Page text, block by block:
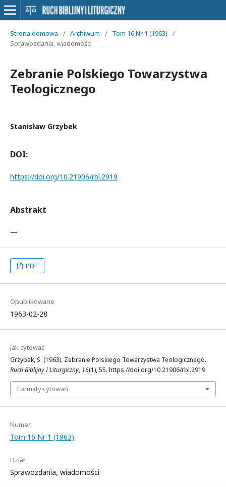
Strona domowa / Archiwum / Tom 16 Nr 1 (1963)
/
Sprawozdania, wiadomości
Zebranie Polskiego Towarzystwa
Teologicznego
Stanisław Grzybek
DOI:
https://doi.org/10.21906/rbl.2919
Abstrakt
—
PDF
Opublikowane
1963-02-28
Jak cytować
Grzybek, S. (1963). Zebranie Polskiego Towarzystwa Teologicznego.
Ruch Biblijny I Liturgiczny, 16(1), 55. https://doi.org/10.21906/rbl.2919
Formaty cytowań
Numer
Tom 16 Nr 1 (1963)
Dział
Sprawozdania, wiadomości